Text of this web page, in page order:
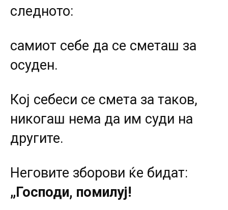
следното:
самиот себе да се сметаш за
осуден.
Кој себеси се смета за таков,
никогаш нема да им суди на
другите.
Неговите зборови ќе бидат:
„Господи, помилуј!